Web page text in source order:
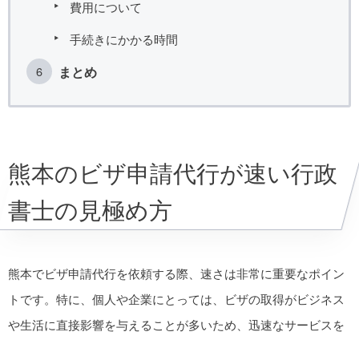
費用について
手続きにかかる時間
まとめ
熊本のビザ申請代行が速い行政
書士の見極め方
熊本でビザ申請代行を依頼する際、速さは非常に重要なポイン
トです。特に、個人や企業にとっては、ビザの取得がビジネス
や生活に直接影響を与えることが多いため、迅速なサービスを